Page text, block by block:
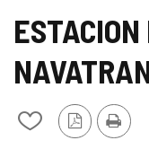
León
Añadir/quitar
Versión
PDF